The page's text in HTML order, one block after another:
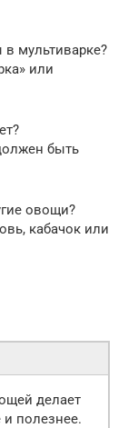
мультиварке?
или
быть
овощи?
кабачок или
делает
и полезнее.